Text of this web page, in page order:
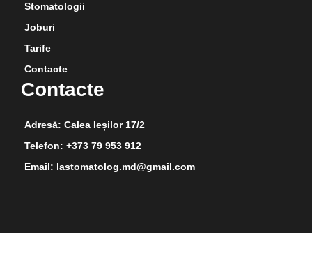
Stomatologii
Joburi
Tarife
Contacte
Contacte
Adresă: Calea Ieșilor 17/2
Telefon: +373 79 953 912
Email: lastomatolog.md@gmail.com